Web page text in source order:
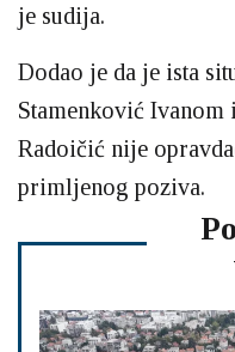
je sudija.
Dodao je da je ista
Stamenković
Radoičić nije
primljenog poziva.